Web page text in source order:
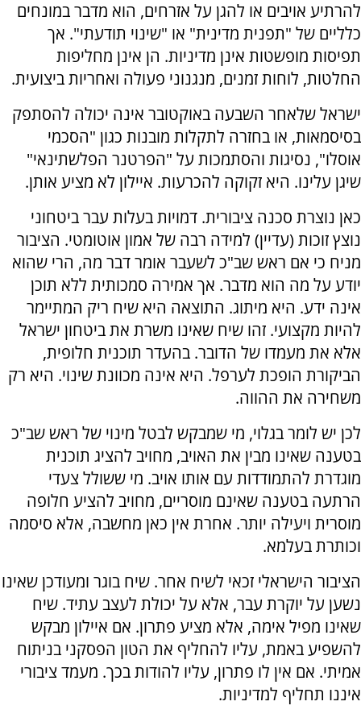
להרתיע אויבים או להגן על אזרחים, הוא מדבר במונחים
כלליים של "תפנית מדינית" או "שינוי תודעתי". אך
תפיסות מופשטות אינן מדיניות. הן אינן מחליפות
החלטות, לוחות זמנים, מנגנוני פעולה ואחריות ביצועית.
ישראל שלאחר השבעה באוקטובר אינה יכולה להסתפק
בסיסמאות, או בחזרה לתקלות מובנות כגון "הסכמי
אוסלו", נסיגות והסתמכות על "הפרטנר הפלשתינאי"
שיגן עלינו. היא זקוקה להכרעות. איילון לא מציע אותן.
כאן נוצרת סכנה ציבורית. דמויות בעלות עבר ביטחוני
נוצץ זוכות (עדיין) למידה רבה של אמון אוטומטי. הציבור
מניח כי אם ראש שב"כ לשעבר אומר דבר מה, הרי שהוא
יודע על מה הוא מדבר. אך אמירה סמכותית ללא תוכן
אינה ידע. היא מיתוג. התוצאה היא שיח ריק המתיימר
להיות מקצועי. זהו שיח שאינו משרת את ביטחון ישראל
אלא את מעמדו של הדובר. בהעדר תוכנית חלופית,
הביקורת הופכת לערפל. היא אינה מכוונת שינוי. היא רק
משחירה את ההווה.
לכן יש לומר בגלוי, מי שמבקש לבטל מינוי של ראש שב"כ
בטענה שאינו מבין את האויב, מחויב להציג תוכנית
מוגדרת להתמודדות עם אותו אויב. מי ששולל צעדי
הרתעה בטענה שאינם מוסריים, מחויב להציע חלופה
מוסרית ויעילה יותר. אחרת אין כאן מחשבה, אלא סיסמה
וכותרת בעלמא.
הציבור הישראלי זכאי לשיח אחר. שיח בוגר ומעודכן שאינו
נשען על יוקרת עבר, אלא על יכולת לעצב עתיד. שיח
שאינו מפיל אימה, אלא מציע פתרון. אם איילון מבקש
להשפיע באמת, עליו להחליף את הטון הפסקני בניתוח
אמיתי. אם אין לו פתרון, עליו להודות בכך. מעמד ציבורי
איננו תחליף למדיניות.